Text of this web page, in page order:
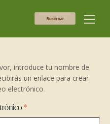
Reservar
introduce tu nombre de
un enlace para crear
electrónico.
*